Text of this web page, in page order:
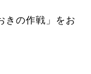
きの作戦」をお